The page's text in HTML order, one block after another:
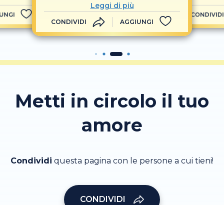
Leggi di più
CONDIVIDI AGGIUNGI
CONDIVIDI
Metti in circolo il tuo
amore
Condividi questa pagina con le persone a cui tieni!
CONDIVIDI